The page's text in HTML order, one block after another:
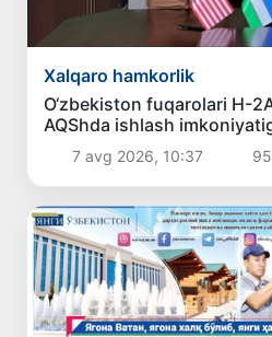
Xalqaro hamkorlik
O‘zbekiston fuqarolari H-
AQShda ishlash
7 avg 2026, 10:37